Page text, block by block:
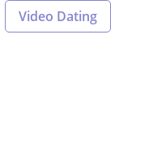
Video Dating